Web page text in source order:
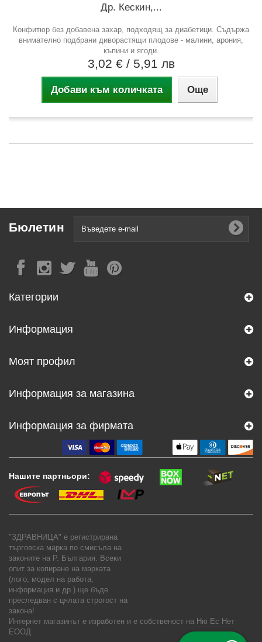
Др. Кескин,...
Конфитюр без добавена захар, подходящ за диабетици. Съдържа
внимателно подбрани диворастящи плодове - малини, арония,
къпини и ягоди.
3,02 € / 5,91 лв
Добави към количката Още
Бюлетин
Категории
Информация
Моят профил
Информация за магазина
Информация за фирмата
Нашите партньори:
"ЗДРАВНИЦА" е регистрирана
търговска марка по смисъла на
законите на Р. България. Всеки
опит за копиране на марката
(лого, модел на работа,
информация и др.) ще бъде
преследван с цялата строгост на
закона!
Интернет магазинът е изработен и е собственост на Ню Ес Нет
ЕООД